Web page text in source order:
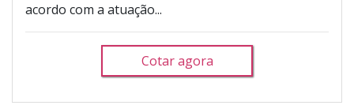
acordo com a atuação...
Cotar agora